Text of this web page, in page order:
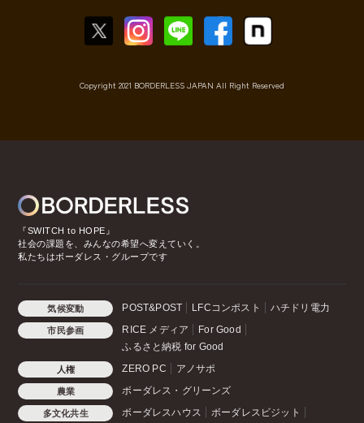
Copyright 2021 BORDERLESS JAPAN All Right Reserved
『SWITCH to HOPE』
社会の課題を、みんなの希望へ変えていく。
私たちはボーダレス・グループです
気候変動 POST&POST LFCコンポスト ハチドリ電力
市民参画 RICE メディア
For Good
ふるさと納税 for Good
人権 ZERO PC アノサポ
農業 ボーダレス・グリーンズ
多文化共生 ボーダレスハウス
ボーダレスビジット